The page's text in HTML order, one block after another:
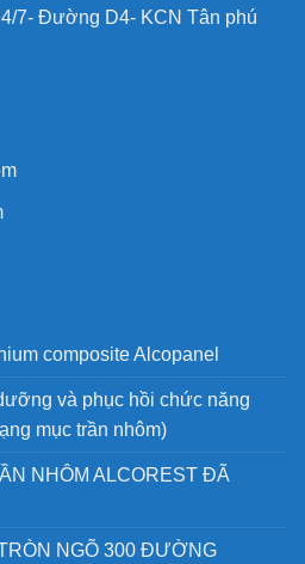
7- Đường D4- KCN Tân phú
composite Alcopanel
và phục hồi chức năng
mục trần nhôm)
NHÔM ALCOREST ĐÃ
NGÕ 300 ĐƯỜNG